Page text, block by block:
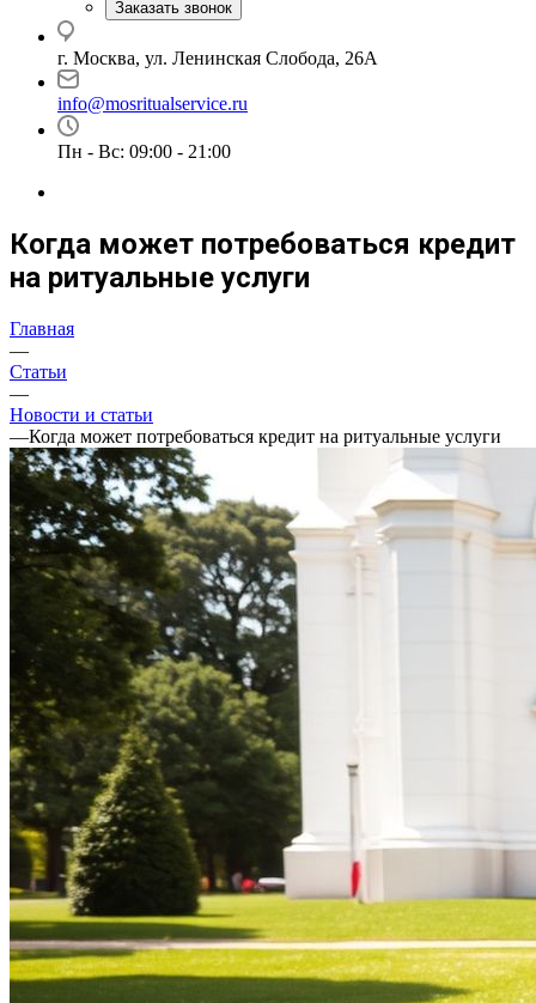
Заказать звонок
г. Москва, ул. Ленинская Слобода, 26А
info@mosritualservice.ru
Пн - Вс: 09:00 - 21:00
Когда может потребоваться кредит
на ритуальные услуги
Главная
—
Статьи
—
Новости и статьи
—Когда может потребоваться кредит на ритуальные услуги